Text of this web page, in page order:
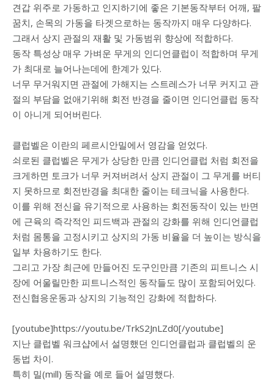
견갑 위주로 가동하고 인지하기에 좋은 기본동작부터 어깨, 팔
꿈치, 손목의 가동을 타겟으로하는 동작까지 매우 다양하다.
그래서 상지 관절의 재활 및 가동범위 향상에 적합하다.
동작 특성상 매우 가벼운 무게의 인디언클럽이 적합하며 무게
가 최대로 늘어나는데에 한계가 있다.
너무 무거워지면 관절에 가해지는 스트레스가 너무 커지고 관
절의 부담을 없애기위해 회전 반경을 줄이면 인디언클럽 동작
이 아니게 되어버린다.
클럽벨은 이란의 페르시안밀에서 영감을 얻었다.
쇠로된 클럽벨은 무게가 상당한 만큼 인디언클럽 처럼 회전을
크게하면 토크가 너무 커져버려서 상지 관절이 그 무게를 버티
지 못하므로 회전반경을 최대한 줄이는 테크닉을 사용한다.
이를 위해 전신을 유기적으로 사용하는 회전동작이 있는 반면
에 근육의 즉각적인 피드백과 관절의 강화를 위해 인디언클럽
처럼 몸통을 고정시키고 상지의 가동 비율을 더 높이는 방식을
일부 차용하기도 한다.
그리고 가장 최근에 만들어진 도구인만큼 기존의 피트니스 시
장에 어울릴만한 피트니스적인 동작들도 많이 포함되어있다.
전신협응운동과 상지의 기능적인 강화에 적합하다.
[youtube]https://youtu.be/TrkS2JnLZd0[/youtube]
지난 클럽벨 워크샵에서 설명했던 인디언클럽과 클럽벨의 운
동법 차이.
특히 밀(mill) 동작을 예로 들어 설명했다.